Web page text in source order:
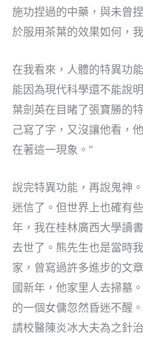
施功捏過的中藥，與未曾
於服用茶葉的效果如何，
在我看來，人體的特異功
能因為現代科學還不能說
葉劍英在目睹了張寶勝的
己寫了字，又沒讓他看，
在著這一現象。”
說完特異功能，再說鬼神
迷信了。但世界上也確有
年，我在桂林廣西大學讀
去世了。熊先生也是當時
家，曾寫過許多進步的文
國新年，他家里人去掃墓
的一個女傭忽然昏迷不醒
請校醫陳炎冰大夫為之針